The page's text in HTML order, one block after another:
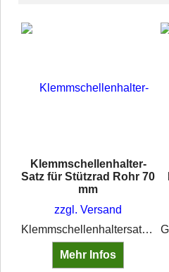
Klemmschellenhalter-
Satz für Stützrad Rohr 70
mm
zzgl. Versand
Klemmschellenhaltersatz für die Klemmschelle des Stützrades am AnängerPassend für Rohr 70 mm
Mehr Infos